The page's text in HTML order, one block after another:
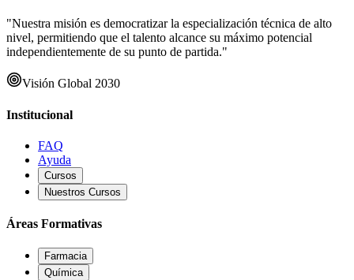
"Nuestra misión es democratizar la especialización técnica de alto
nivel, permitiendo que el talento alcance su máximo potencial
independientemente de su punto de partida."
Visión Global 2030
Institucional
FAQ
Ayuda
Cursos
Nuestros Cursos
Áreas Formativas
Farmacia
Química